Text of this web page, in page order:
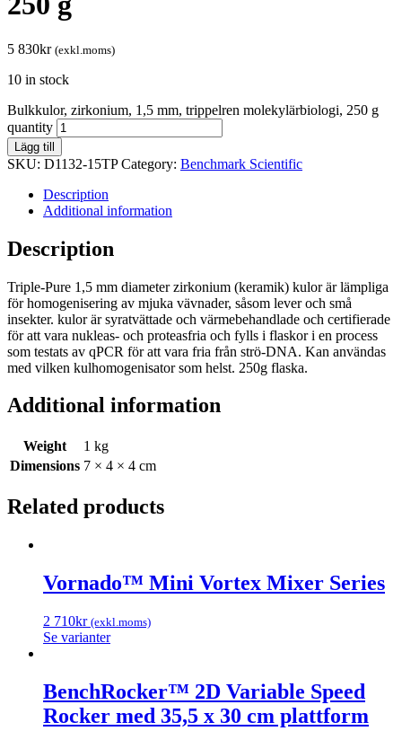
5 830kr (exkl.moms)
10 in stock
Bulkkulor, zirkonium, 1,5 mm, trippelren molekylärbiologi, 250 g
quantity
Lägg till
SKU: D1132-15TP Category: Benchmark Scientific
Description
Additional information
Description
Triple-Pure 1,5 mm diameter zirkonium (keramik) kulor är lämpliga
för homogenisering av mjuka vävnader, såsom lever och små
insekter. kulor är syratvättade och värmebehandlade och certifierade
för att vara nukleas- och proteasfria och fylls i flaskor i en process
som testats av qPCR för att vara fria från strö-DNA. Kan användas
med vilken kulhomogenisator som helst. 250g flaska.
Additional information
Weight
1 kg
Dimensions 7 × 4 × 4 cm
Related products
Vornado™ Mini Vortex Mixer Series
2 710kr (exkl.moms)
Se varianter
BenchRocker™ 2D Variable Speed
Rocker med 35,5 x 30 cm plattform